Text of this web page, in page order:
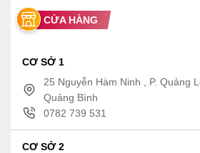
CỬA HÀNG
CƠ SỞ 1
25 Nguyễn Hàm Ninh , P. Quảng
Quảng Bình
0782 739 531
CƠ SỞ 2